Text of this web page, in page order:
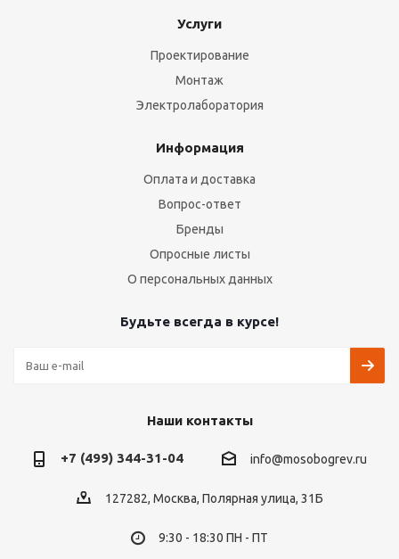
Услуги
Проектирование
Монтаж
Электролаборатория
Информация
Оплата и доставка
Вопрос-ответ
Бренды
Опросные листы
О персональных данных
Будьте всегда в курсе!
Наши контакты
+7 (499) 344-31-04 info@mosobogrev.ru
127282, Москва, Полярная улица, 31Б
9:30 - 18:30 ПН - ПТ